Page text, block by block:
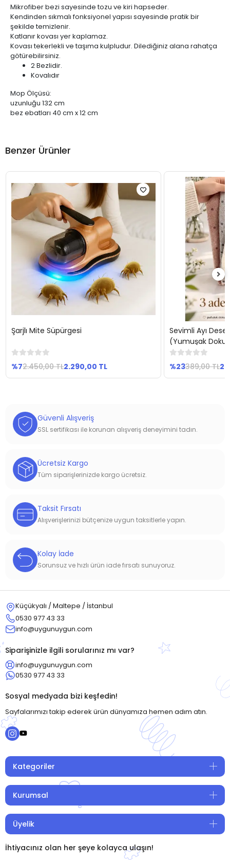
Mikrofiber bezi sayesinde tozu ve kiri hapseder.
Kendinden sıkmalı fonksiyonel yapısı sayesinde pratik bir
şekilde temizlenir.
Katlanır kovası yer kaplamaz.
Kovası tekerlekli ve taşıma kulpludur. Dilediğiniz alana rahatça
götürebilirsiniz.
2 Bezlidir.
Kovalıdır
Mop Ölçüsü:
uzunluğu 132 cm
bez ebatları 40 cm x 12 cm
Benzer Ürünler
Sepete Ekle
Şarjlı Mite Süpürgesi
%72.450,00 TL2.290,00 TL
Sevimli Ayı
(Yumuşak
%23389,00 TL
Güvenli Alışveriş
SSL sertifikası ile korunan alışveriş deneyimini tadın.
Ücretsiz Kargo
Tüm siparişlerinizde kargo ücretsiz.
Taksit Fırsatı
Alışverişlerinizi bütçenize uygun taksitlerle yapın.
Kolay İade
Sorunsuz ve hızlı ürün iade fırsatı sunuyoruz.
Kategoriler
Kurumsal
Üyelik
İhtiyacınız olan her şeye kolayca ulaşın!
Küçükyalı / Maltepe / İstanbul
0530 977 43 33
info@uygunuygun.com
Siparişinizle ilgili sorularınız mı var?
info@uygunuygun.com
0530 977 43 33
Sosyal medyada bizi keşfedin!
Sayfalarımızı takip ederek ürün dünyamıza hemen adım atın.